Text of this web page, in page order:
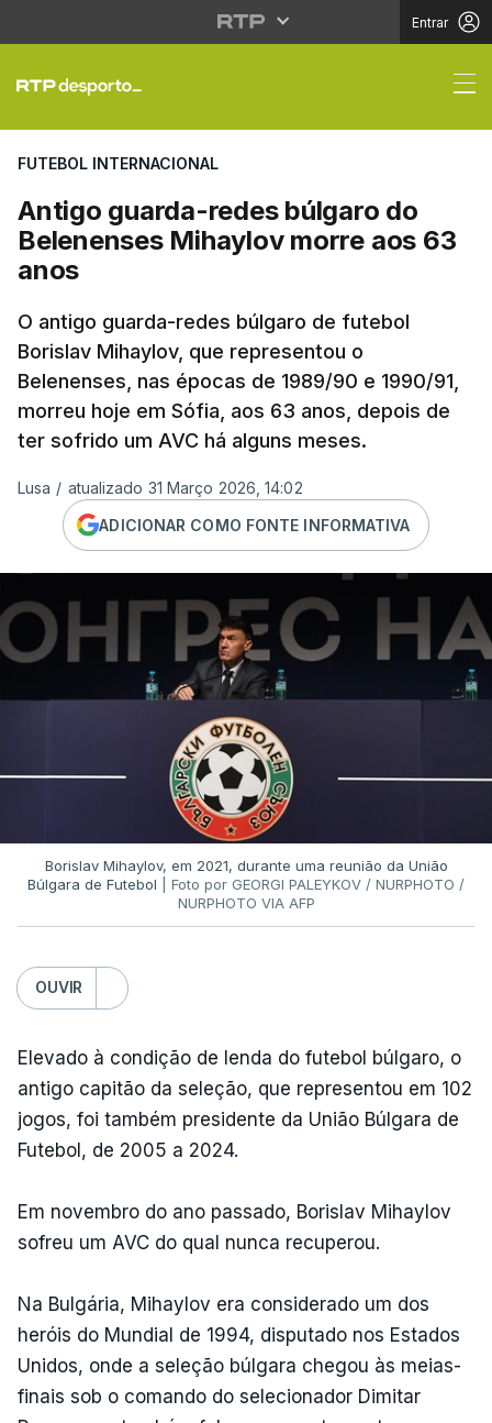
Entrar
Antigo guarda-redes
FUTEBOL INTERNACIONAL
Antigo guarda-redes búlgaro do
Belenenses Mihaylov morre aos 63
anos
O antigo guarda-redes búlgaro de futebol
Borislav Mihaylov, que representou o
Belenenses, nas épocas de 1989/90 e 1990/91,
morreu hoje em Sófia, aos 63 anos, depois de
ter sofrido um AVC há alguns meses.
Lusa / atualizado 31 Março 2026, 14:02
ADICIONAR COMO FONTE INFORMATIVA
Borislav Mihaylov, em 2021, durante uma reunião da União
Búlgara de Futebol
| Foto por GEORGI PALEYKOV / NURPHOTO /
NURPHOTO VIA AFP
OUVIR
Elevado à condição de lenda do futebol búlgaro, o
antigo capitão da seleção, que representou em 102
jogos, foi também presidente da União Búlgara de
Futebol, de 2005 a 2024.
Em novembro do ano passado, Borislav Mihaylov
sofreu um AVC do qual nunca recuperou.
Na Bulgária, Mihaylov era considerado um dos
heróis do Mundial de 1994, disputado nos Estados
Unidos, onde a seleção búlgara chegou às meias-
finais sob o comando do selecionador Dimitar